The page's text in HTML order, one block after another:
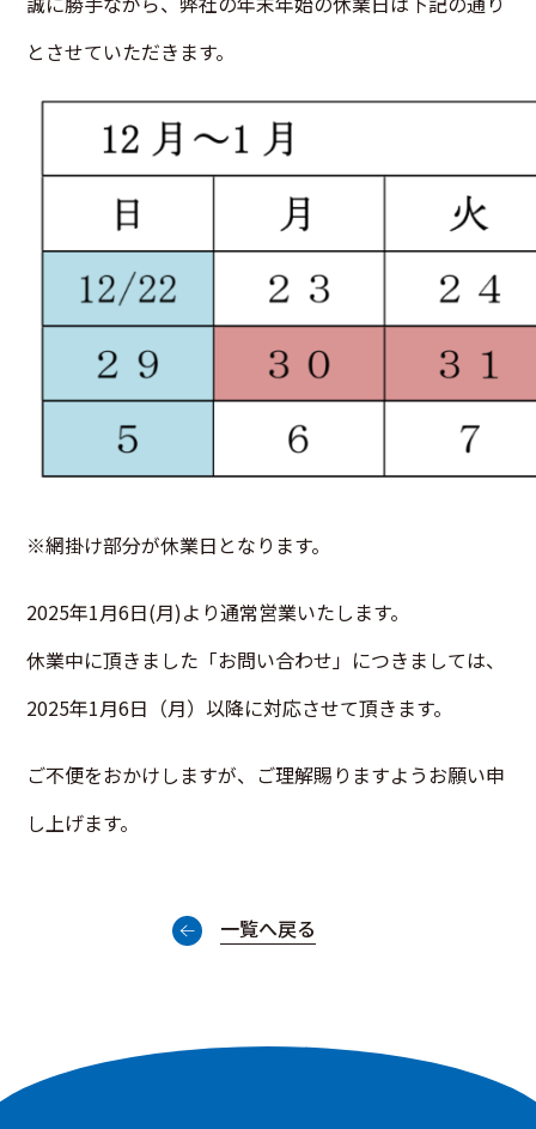
とさせていただきます。
※網掛け部分が休業日となります。
2025年1月6日(月)より通常営業いたします。
休業中に頂きました「お問い合わせ」につきましては、
2025年1月6日（月）以降に対応させて頂きます。
ご不便をおかけしますが、ご理解賜りますようお願い申
し上げます。
一覧へ戻る